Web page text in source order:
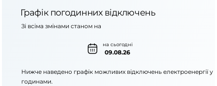
Графік погодинних відключень
на сьогодні
09.08.26
Зі всіма змінами станом на
Нижче наведено графік можливих відключень електроенергії у
годинами.